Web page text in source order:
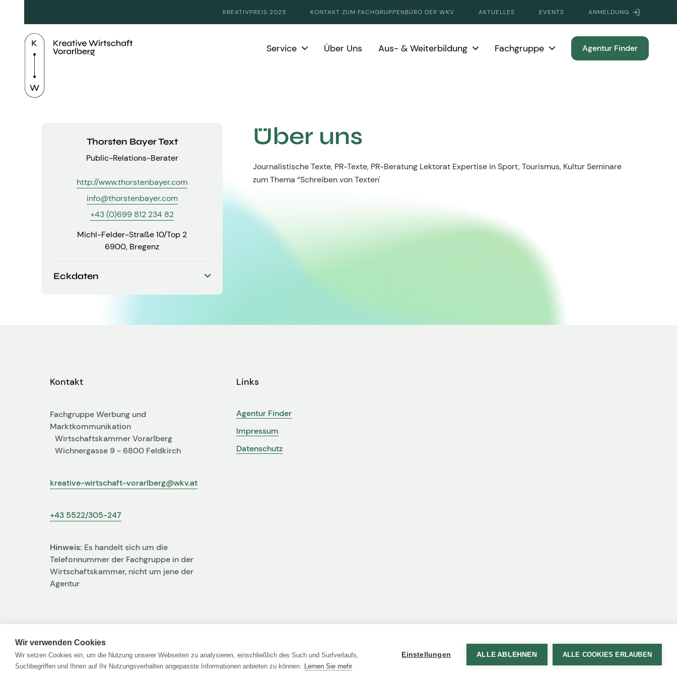
ANMELDUNG
KREATIVPREIS 2025 KONTAKT ZUM FACHGRUPPENBÜRO DER WKV AKTUELLES EVENTS
Service Über Uns Aus- & Weiterbildung Fachgruppe Agentur Finder
Thorsten Bayer Text
Public-Relations-Berater
http://www.thorstenbayer.com
info@thorstenbayer.com
+43 (0)699 812 234 82
Michl-Felder-Straße 10/Top 2
6900, Bregenz
Eckdaten
Über uns
Journalistische Texte, PR-Texte, PR-Beratung Lektorat Expertise in Sport, Tourismus, Kultur Seminare
zum Thema “Schreiben von Texten'
Kontakt
Fachgruppe Werbung und
Marktkommunikation
Wirtschaftskammer Vorarlberg
Wichnergasse 9 - 6800 Feldkirch
kreative-wirtschaft-vorarlberg@wkv.at
+43 5522/305-247
Hinweis: Es handelt sich um die
Telefonnummer der Fachgruppe in der
Wirtschaftskammer, nicht um jene der
Agentur
Links
Agentur Finder
Impressum
Datenschutz
Wir verwenden Cookies
Wir setzen Cookies ein, um die Nutzung unserer Webseiten zu analysieren, einschließlich des Such und Surfverlaufs,
Suchbegriffen und Ihnen auf Ihr Nutzungsverhalten angepasste Informationen anbieten zu können. Lernen Sie mehr
Einstellungen ALLE ABLEHNEN ALLE COOKIES ERLAUBEN